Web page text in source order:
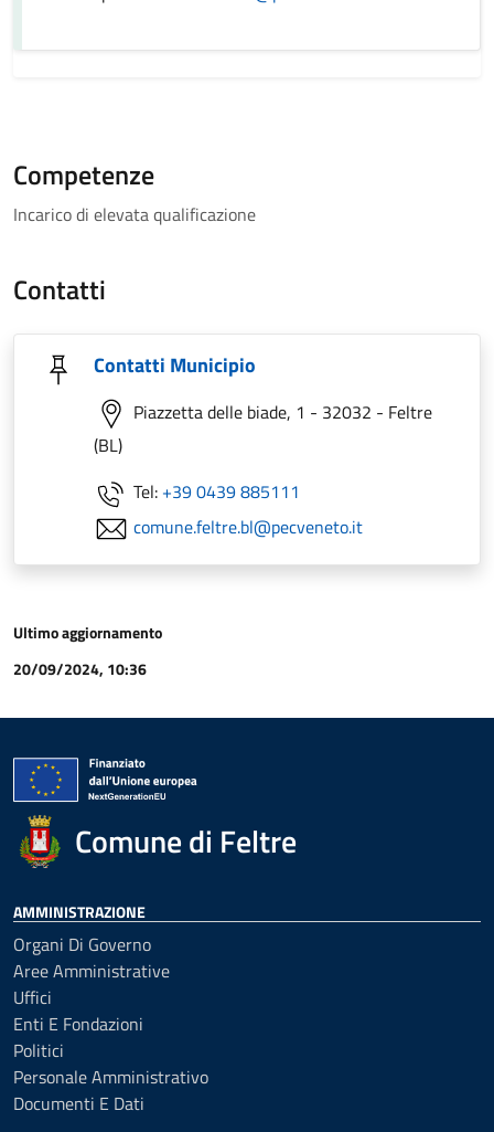
Competenze
Incarico di elevata qualificazione
Contatti
Contatti Municipio
Piazzetta delle biade, 1 - 32032 - Feltre
(BL)
Tel: +39 0439 885111
comune.feltre.bl@pecveneto.it
Ultimo aggiornamento
20/09/2024, 10:36
Comune di Feltre
AMMINISTRAZIONE
Organi Di Governo
Aree Amministrative
Uffici
Enti E Fondazioni
Politici
Personale Amministrativo
Documenti E Dati